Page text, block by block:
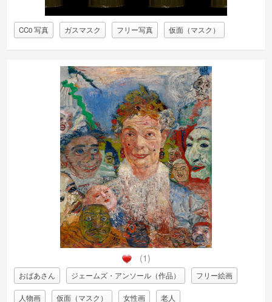
CC0 写真 ガスマスク フリー写真 仮面（マスク）
(1)
おばあさん ジェームズ・アンソール（作品） フリー絵画
人物画 仮面（マスク） 女性画 老人